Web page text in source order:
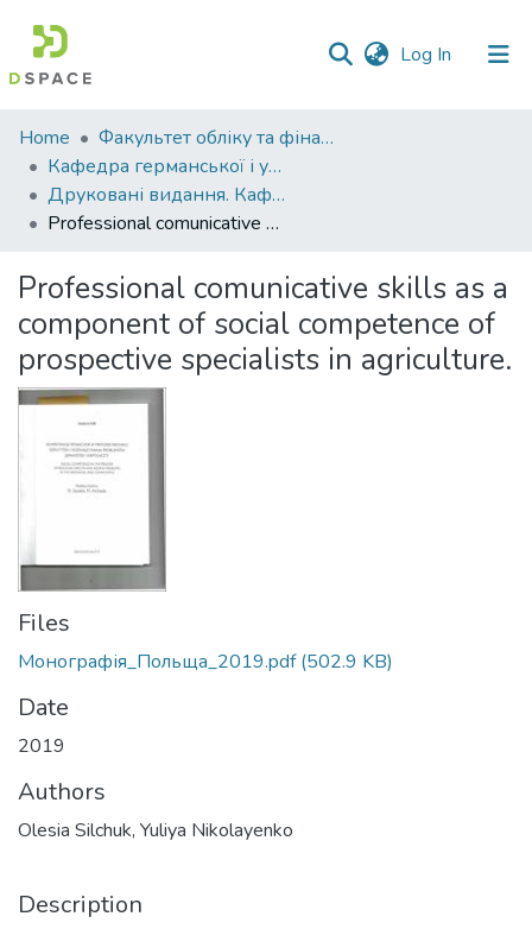
Log In (current)
Communities
&
Collections
Statistics
Home
Факультет обліку та фінансів
Кафедра германської і української філології
Друковані видання. Кафедра германської і української філології
Professional comunicative skills as a component of social competence of prospective specialists in agriculture.
Professional comunicative skills as a
component of social competence of
prospective specialists in agriculture.
Files
Монографія_Польща_2019.pdf(502.9 KB)
Date
2019
Authors
Olesia Silchuk, Yuliya Nikolayenko
Description